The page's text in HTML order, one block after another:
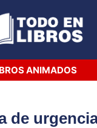
ANIMADOS
de